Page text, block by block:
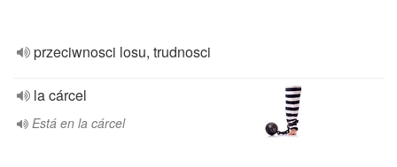
przeciwnosci losu, trudnosci
la cárcel
Está en la cárcel